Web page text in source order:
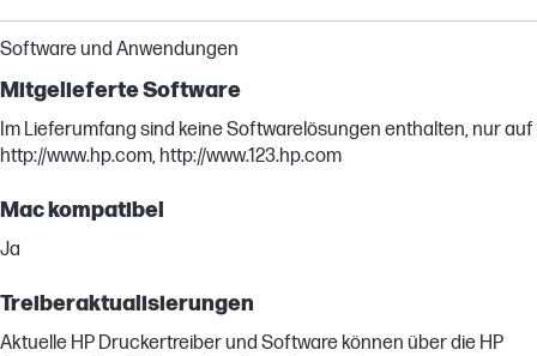
Software und Anwendungen
Mitgelieferte Software
Im Lieferumfang sind keine Softwarelösungen enthalten, nur auf
http://www.hp.com, http://www.123.hp.com
Mac kompatibel
Ja
Treiberaktualisierungen
Aktuelle HP Druckertreiber und Software können über die HP